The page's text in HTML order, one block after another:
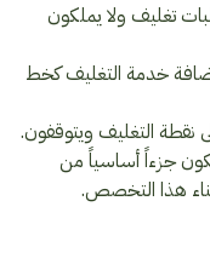
تغليف ولا يملكون
خدمة التغليف كخط
نقطة التغليف ويتوقفون.
جزءاً أساسياً من
هذا التخصص.